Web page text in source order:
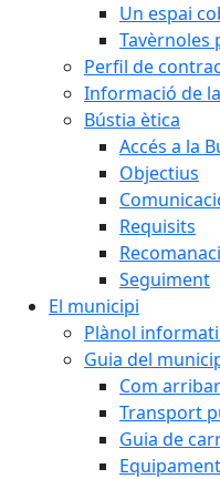
Un espai
Tavèrnoles
Perfil de
Informació de
Bústia ètica
Accés a la
Objectius
Requisits
Seguiment
El municipi
Plànol
Guia del
Com arribar
Transport
Guia de